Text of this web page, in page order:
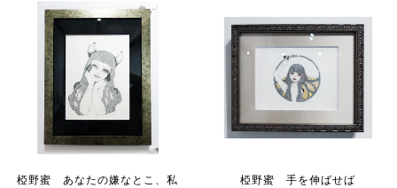
椏野蜜 あなたの嫌なとこ、私
椏野蜜 手を伸ばせば